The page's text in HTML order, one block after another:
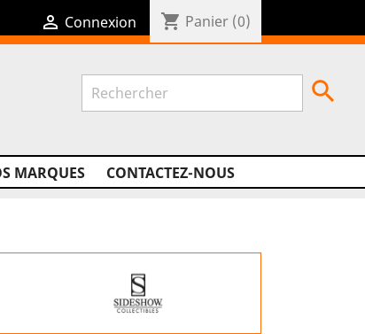
 Connexion shopping_cart Panier (0)
MARQUES CONTACTEZ-NOUS
